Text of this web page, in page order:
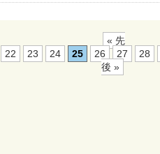
« 先
22 23 24 25 26 27
28
後 »